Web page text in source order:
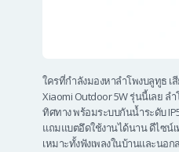
ใครที่กำลังมองหาลําโพงบลูทูธ เ
Xiaomi Outdoor 5W รุ่นนี้เลย ล
ทิศทาง พร้อมระบบกันน้ำระดับ
แถมแบตอึดใช้งานได้นาน ดีไซน์
เหมาะทั้งฟังเพลงในบ้านและนอ